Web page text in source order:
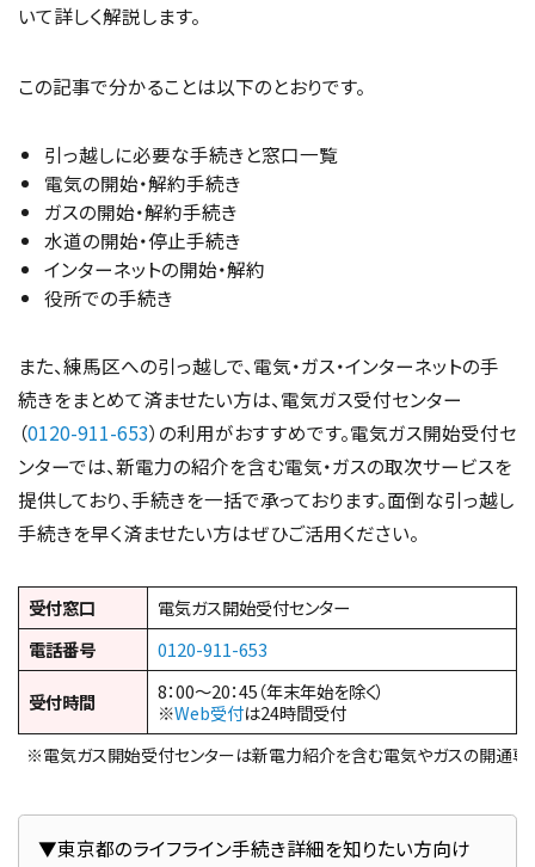
いて詳しく解説します。
この記事で分かることは以下のとおりです。
引っ越しに必要な手続きと窓口一覧
電気の開始・解約手続き
ガスの開始・解約手続き
水道の開始・停止手続き
インターネットの開始・解約
役所での手続き
また、練馬区への引っ越しで、電気・ガス・インターネットの手
続きをまとめて済ませたい方は、電気ガス受付センター
（0120-911-653）の利用がおすすめです。電気ガス開始受付セ
ンターでは、新電力の紹介を含む電気・ガスの取次サービスを
提供しており、手続きを一括で承っております。面倒な引っ越し
手続きを早く済ませたい方はぜひご活用ください。
受付窓口
電気ガス開始受付センター
電話番号
0120-911-653
受付時間
8：00～20：45（年末年始を除く）
※Web受付は24時間受付
※電気ガス開始受付センターは新電力紹介を含む電気やガスの開通専